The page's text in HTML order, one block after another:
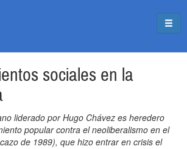
sociales en la
liderado por Hugo Chávez es heredero
popular contra el neoliberalismo en el
de 1989), que hizo entrar en crisis el